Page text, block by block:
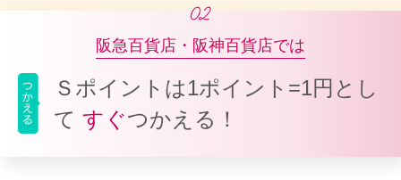
阪急百貨店・阪神百貨店では
Ｓポイントは1ポイント=1円とし
て すぐつかえる！